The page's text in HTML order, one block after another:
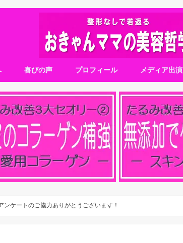
喜びの声 プロフィール メディア出演
ンケートのご協力ありがとうございます！